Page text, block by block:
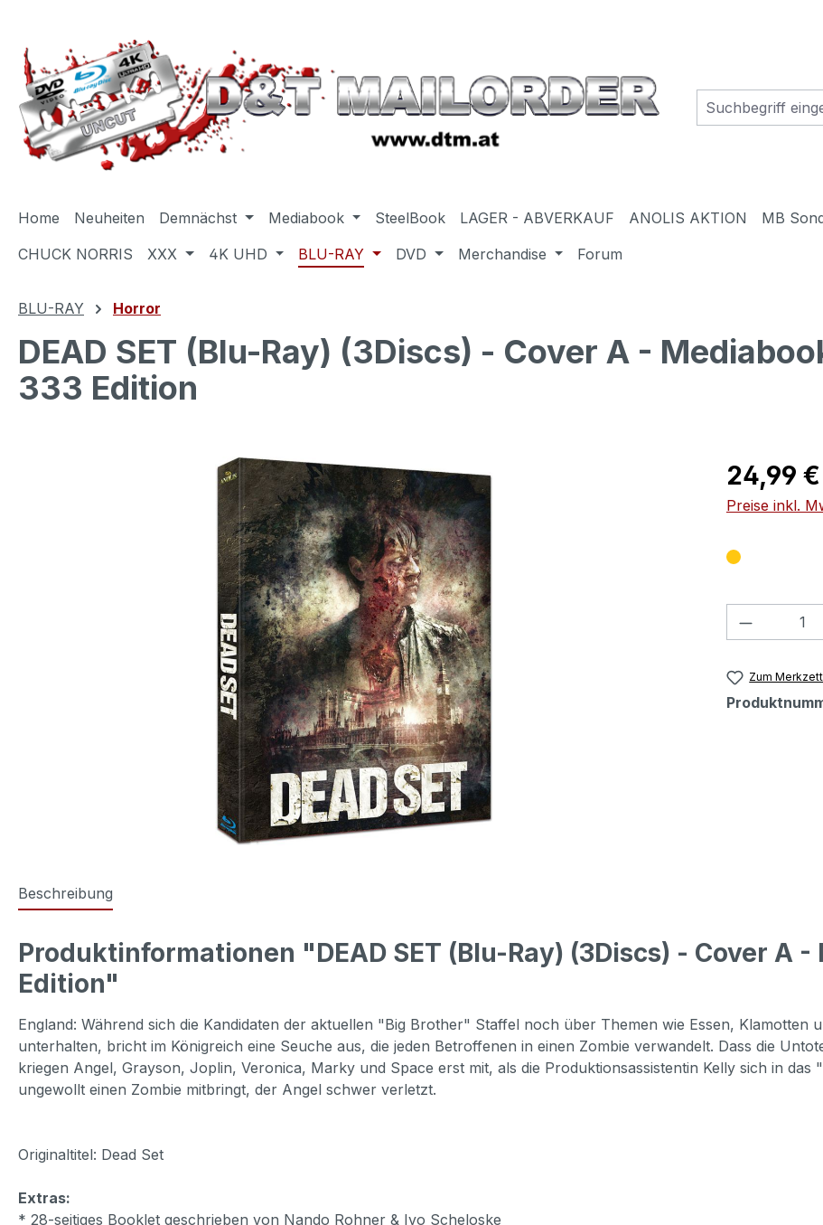
Home Neuheiten Demnächst Mediabook SteelBook LAGER - ABVERKAUF ANOLIS AKTION MB
CHUCK NORRIS
XXX 4K UHD BLU-RAY DVD Merchandise Forum
BLU-RAY Horror
DEAD SET (Blu-Ray) (3Discs) - Cover A -
333 Edition
Regulärer
24,99 €
Preise inkl.
Zum
Beschreibung
Produktinformationen "DEAD SET (Blu-Ray) (3Discs) - Cover A
Edition"
England: Während sich die Kandidaten der aktuellen "Big Brother" Staffel noch über Themen wie Essen, Klamotten
unterhalten, bricht im Königreich eine Seuche aus, die jeden Betroffenen in einen Zombie verwandelt. Dass die
kriegen Angel, Grayson, Joplin, Veronica, Marky und Space erst mit, als die Produktionsassistentin Kelly sich in
ungewollt einen Zombie mitbringt, der Angel schwer verletzt.
Originaltitel: Dead Set
Extras:
* 28-seitiges Booklet geschrieben von Nando Rohner & Ivo Scheloske